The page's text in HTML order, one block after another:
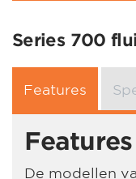
Series 700
Features
Features
De modellen